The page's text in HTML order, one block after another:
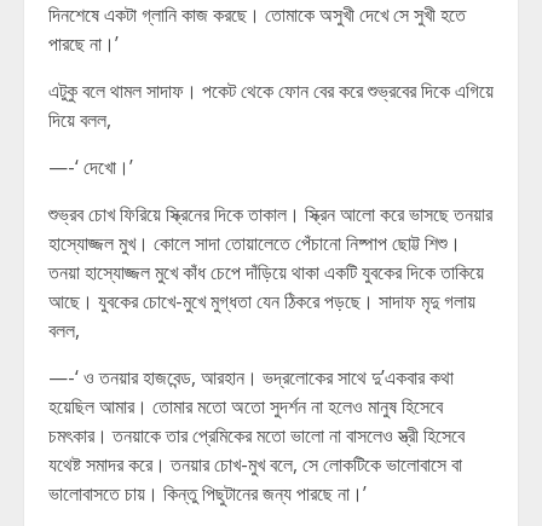
দিনশেষে একটা গ্লানি কাজ করছে। তোমাকে অসুখী দেখে সে সুখী হতে
পারছে না।’
এটুকু বলে থামল সাদাফ। পকেট থেকে ফোন বের করে শুভ্রবের দিকে এগিয়ে
দিয়ে বলল,
—-‘ দেখো।’
শুভ্রব চোখ ফিরিয়ে স্ক্রিনের দিকে তাকাল। স্ক্রিন আলো করে ভাসছে তনয়ার
হাস্যোজ্জল মুখ। কোলে সাদা তোয়ালেতে পেঁচানো নিষ্পাপ ছোট্ট শিশু।
তনয়া হাস্যোজ্জল মুখে কাঁধ চেপে দাঁড়িয়ে থাকা একটি যুবকের দিকে তাকিয়ে
আছে। যুবকের চোখে-মুখে মুগ্ধতা যেন ঠিকরে পড়ছে। সাদাফ মৃদু গলায়
বলল,
—-‘ ও তনয়ার হাজবেন্ড, আরহান। ভদ্রলোকের সাথে দু’একবার কথা
হয়েছিল আমার। তোমার মতো অতো সুদর্শন না হলেও মানুষ হিসেবে
চমৎকার। তনয়াকে তার প্রেমিকের মতো ভালো না বাসলেও স্ত্রী হিসেবে
যথেষ্ট সমাদর করে। তনয়ার চোখ-মুখ বলে, সে লোকটিকে ভালোবাসে বা
ভালোবাসতে চায়। কিন্তু পিছুটানের জন্য পারছে না।’